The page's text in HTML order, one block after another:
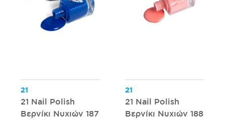
21
21 Nail Polish
Βερνίκι Νυχιών 187
21
21 Nail Polish
Βερνίκι Νυχιών 188